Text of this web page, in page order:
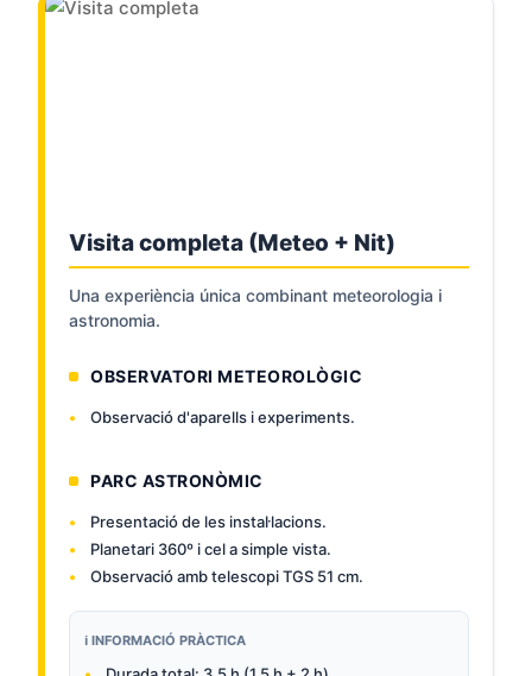
Visita completa (Meteo + Nit)
Una experiència única combinant meteorologia i
astronomia.
OBSERVATORI METEOROLÒGIC
Observació d'aparells i experiments.
PARC ASTRONÒMIC
Presentació de les instal·lacions.
Planetari 360º i cel a simple vista.
Observació amb telescopi TGS 51 cm.
ℹ️ INFORMACIÓ PRÀCTICA